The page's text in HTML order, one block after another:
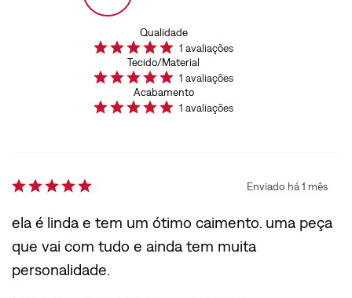
Qualidade
1 avaliações
Tecido/Material
1 avaliações
Acabamento
1 avaliações
Enviado há1 mês
ela é linda e tem um ótimo caimento. uma peça
que vai com tudo e ainda tem muita
personalidade.